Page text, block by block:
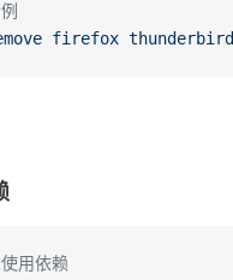
firefox thunderbird
用依赖